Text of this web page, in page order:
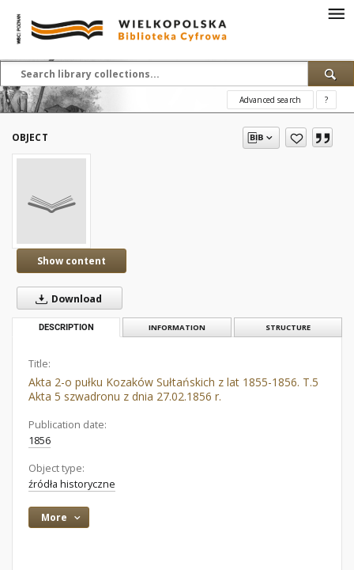
Advanced search ?
OBJECT
Show content
Download
DESCRIPTION INFORMATION STRUCTURE
Title:
Akta 2-o pułku Kozaków Sułtańskich z lat 1855-1856. T.5
Akta 5 szwadronu z dnia 27.02.1856 r.
Publication date:
1856
Object type:
źródła historyczne
More